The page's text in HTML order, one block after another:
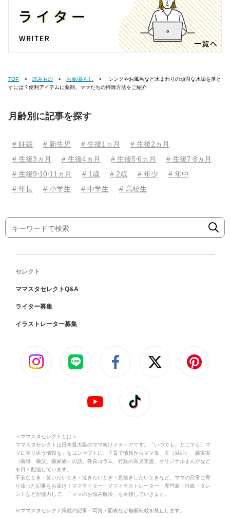
TOP 読みもの お金/暮らし
すには？便利アイテムに薬剤、ママたちの掃除方法をご紹介
月齢別に記事を探す
# 妊娠 # 新生児 # 生後1ヵ月
# 生後2ヵ月
# 生後3ヵ月
# 生後4ヵ月 # 生後5⋅6ヵ月
# 生後7⋅8ヵ月
# 生後9⋅10⋅11ヵ月
# 1歳 # 2歳 # 年少
# 年中
# 年長
# 小学生 # 中学生 # 高校生
セレクト
ママスタセレクトQ&A
ライター募集
イラストレーター募集
＜ママスタセレクトとは＞
ママスタセレクトは日本最大級のママ向けメディアです。「いつでも、どこでも、マ
マに寄り添う情報を」をコンセプトに、子育て情報からママ友、夫（旦那）、義実家
（義母、義父、義家族）の話、教育コラム、行政の育児支援、オリジナルまんがなど
を日々配信しています。
不安なとき・笑いたいとき・泣きたいとき・息抜きしたいときなど、ママの日常に寄
り添った記事をお届け！ママライター・ママイラストレーター・専門家・行政・タレ
ントなどが協力して、「ママのお悩み解決」を目指していきます。
※ママスタセレクト掲載の記事・写真・図表など無断転載を禁止します。